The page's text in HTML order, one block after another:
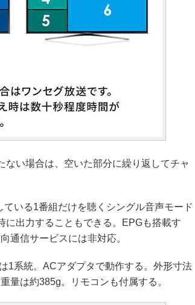
ない場合は、空いた部分に繰り返してチャ
いる1番組だけを聴くシングル音声モード
に出力することもできる。EPGも搭載す
通信サービスには非対応。
1系統。ACアダプタで動作する。外形寸法
量は約385g。リモコンも付属する。